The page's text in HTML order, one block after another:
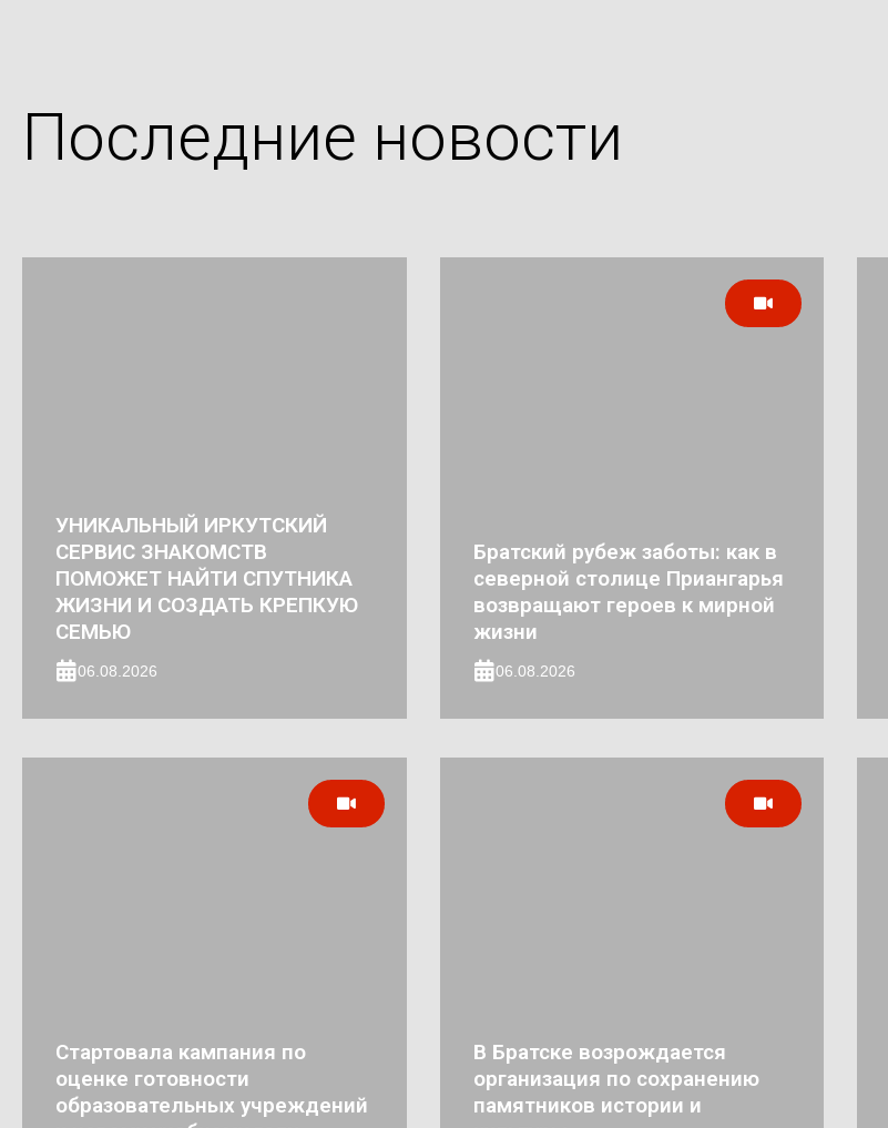
Последние новости
УНИКАЛЬНЫЙ ИРКУТСКИЙ
СЕРВИС ЗНАКОМСТВ
ПОМОЖЕТ НАЙТИ СПУТНИКА
ЖИЗНИ И СОЗДАТЬ КРЕПКУЮ
СЕМЬЮ
06.08.2026
Братский рубеж заботы: как в
северной столице Приангарья
возвращают героев к мирной
жизни
06.08.2026
Стартовала кампания по
оценке готовности
образовательных учреждений
В Братске возрождается
организация по сохранению
памятников истории и